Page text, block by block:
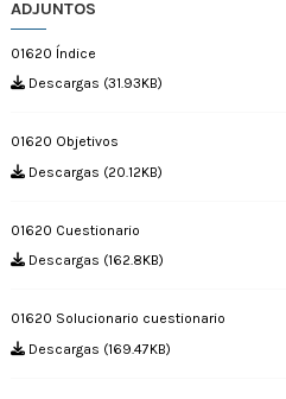
ADJUNTOS
01620 Índice
Descargas (31.93KB)
01620 Objetivos
Descargas (20.12KB)
01620 Cuestionario
Descargas (162.8KB)
01620 Solucionario cuestionario
Descargas (169.47KB)